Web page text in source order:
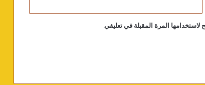
المرة المقبلة في تعليقي.